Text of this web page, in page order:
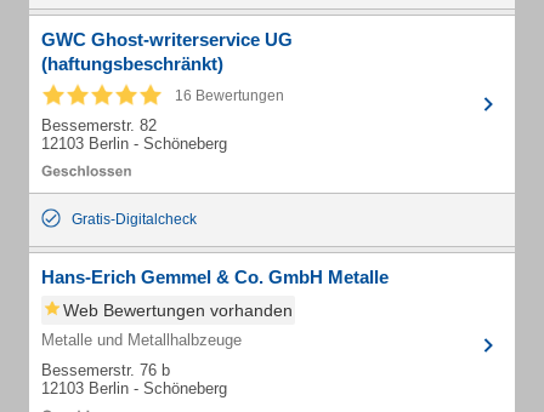
GWC Ghost-writerservice UG
(haftungsbeschränkt)
16 Bewertungen
Bessemerstr. 82
12103 Berlin - Schöneberg
Gratis-Digitalcheck
Hans-Erich Gemmel & Co. GmbH Metalle
Web Bewertungen vorhanden
Metalle und Metallhalbzeuge
Bessemerstr. 76 b
12103 Berlin - Schöneberg